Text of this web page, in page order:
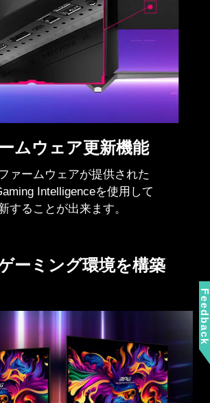
ムウェア更新機能
ァームウェアが提供された
Intelligenceを使用して
することが出来ます。
ーミング環境を構築
Feedback